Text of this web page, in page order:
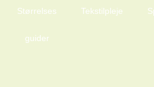
Størrelses
guider
Tekstilpleje